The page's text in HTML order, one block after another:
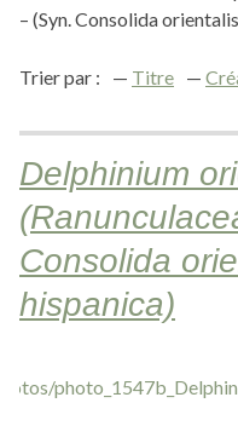
– (Syn. Consolida
Trier par : Titre
Delphinium
Consolida
hispanica)